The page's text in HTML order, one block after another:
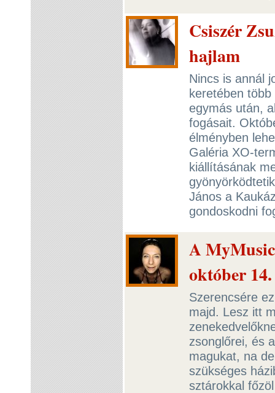
Csiszér
hajlam
Nincs is annál
keretében
egymás után,
fogásait.
élményben
Galéria XO-
kiállításának
János a
gondoskodni
A
október 14.
Szerencsére
majd. Lesz itt
zsonglőrei, és
magukat, na
szükséges
sztárokkal